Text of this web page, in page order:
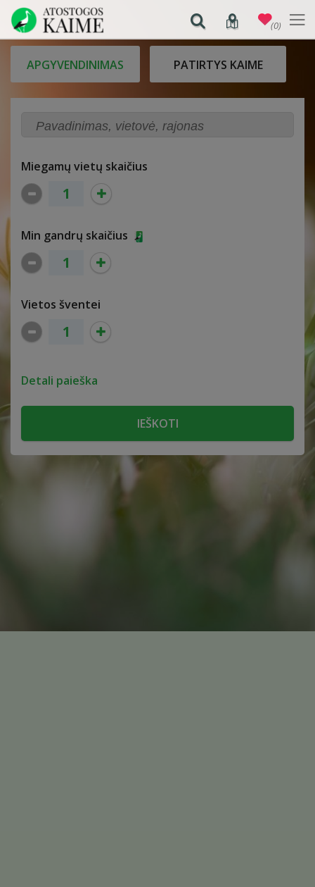
APGYVENDINIMAS PATIRTYS KAIME
Miegamų vietų skaičius
Min gandrų skaičius
Vietos šventei
Detali paieška
(0)